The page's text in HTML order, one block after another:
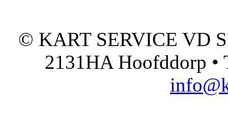
© KART SERVICE VD
2131HA Hoofddorp •